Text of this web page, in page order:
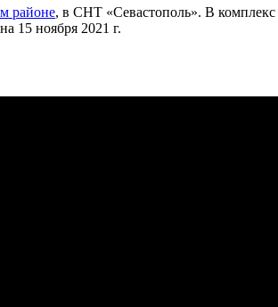
районе, в СНТ «Севастополь». В комплекс
15 ноября 2021 г.